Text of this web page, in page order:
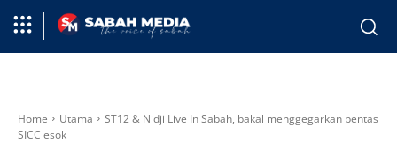
Home Utama
ST12 & Nidji Live In Sabah, bakal menggegarkan pentas
SICC esok